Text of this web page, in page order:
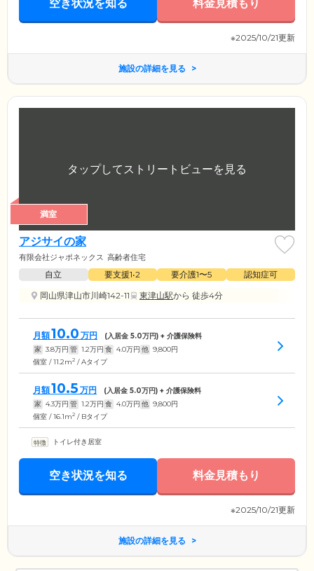
空き状況を知る 料金見積もり
※2025/10/21更新
施設の詳細を見る
満室
アジサイの家
有限会社ジャポネックス 高齢者住宅
自立 要支援1•2 要介護1〜5
認知症可
岡山県津山市川崎142-11
東津山駅から 徒歩4分
月額10.0 万円 (入居金 5.0万円) + 介護保険料
家 3.8万円 管 1.2万円 食 4.0万円 他 9,800円
個室 / 11.2m2 / Aタイプ
月額10.5 万円 (入居金 5.0万円) + 介護保険料
家 4.3万円 管 1.2万円 食 4.0万円 他 9,800円
個室 / 16.1m2 / Bタイプ
トイレ付き居室
空き状況を知る 料金見積もり
※2025/10/21更新
施設の詳細を見る